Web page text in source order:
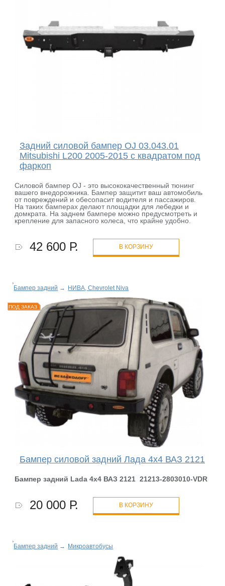
Задний силовой бампер OJ 03.043.01
Mitsubishi L200 2005-2015 с квадратом под
фаркоп
Силовой бампер OJ - это высококачественный тюнинг
вашего внедорожника. Бампер защитит ваш автомобиль
от повреждений и обесопасит водителя и пассажиров.
На таких бамперах делают площадки для лебедки и
домкрата. На заднем бампере можно предусмотреть и
крепление для запасного колеса, что крайне удобно.
42 600 Р. В КОРЗИНУ
Бампер задний → НИВА, Chevrolet Niva
ПОД ЗАКАЗ
Бампер силовой задний Лада 4х4 ВАЗ 2121
Бампер задний Lada 4х4 ВАЗ 2121 21213-2803010-VDR
20 000 Р. В КОРЗИНУ
Бампер задний → Микроавтобусы